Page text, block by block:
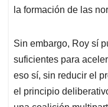
la formación de las
Sin embargo, Roy sí
suficientes para
eso sí, sin reducir el
el principio